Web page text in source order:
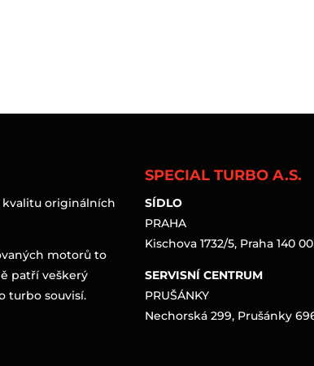
kvalitu originálních
motorů to
patří veškerý
turbo souvisí.
SPECIAL TURBO A.S.
SÍDLO
PRAHA
Kischova 1732/5, Praha 140 00
SERVISNÍ CENTRUM
PRUŠÁNKY
Nechorská 299, Prušánky